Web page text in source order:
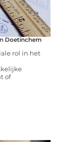
Doetinchem
rol in het
of